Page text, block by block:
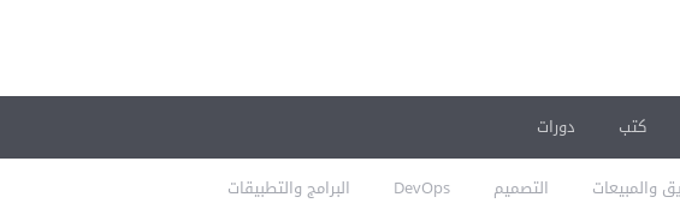
والمبيعات التصميم DevOps البرامج والتطبيقات
كتب دورات